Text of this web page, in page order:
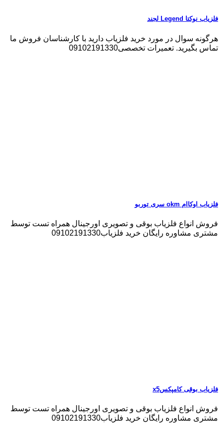
فلزیاب نوکتا Legend لجند
هرگونه سوال در مورد خرید فلزیاب دارید با کارشناسان فروش ما
تماس بگیرید. تعمیرات تخصصی09102191330
فلزیاب اوکاام okm سری توربو
فروش انواع فلزیاب بوقی و تصویری اورجینال همراه تست توسط
مشتری مشاوره رایگان خرید فلزیاب09102191330
فلزیاب بوقی کامپکسx5
فروش انواع فلزیاب بوقی و تصویری اورجینال همراه تست توسط
مشتری مشاوره رایگان خرید فلزیاب09102191330